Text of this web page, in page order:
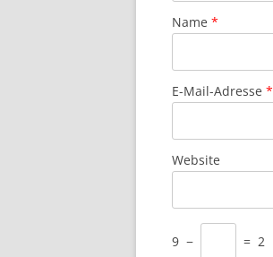
Name *
E-Mail-Adresse *
Website
9 − = 2